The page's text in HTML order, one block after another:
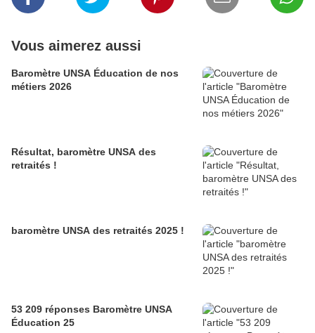
Vous aimerez aussi
Baromètre UNSA Éducation de nos
métiers 2026
Résultat, baromètre UNSA des
retraités !
baromètre UNSA des retraités 2025 !
53 209 réponses Baromètre UNSA
Éducation 25